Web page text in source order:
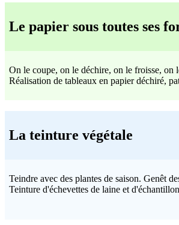
Le papier sous toutes ses
On le coupe, on le déchire, on le froisse, on
Réalisation de tableaux en papier déchiré,
La teinture végétale
Teindre avec des plantes de saison. Genêt
Teinture d'échevettes de laine et